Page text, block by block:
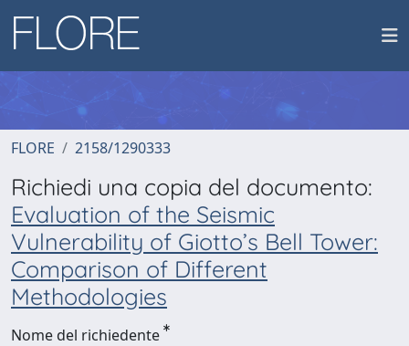
FLORE 2158/1290333
Richiedi una copia del documento:
Evaluation of the Seismic
Vulnerability of Giotto’s Bell Tower:
Comparison of Different
Methodologies
Nome del richiedente